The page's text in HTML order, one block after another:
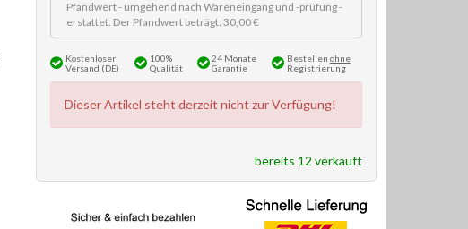
Pfandwert - umgehend nach Wareneingang und -prüfung -
erstattet. Der Pfandwert beträgt: 30,00 €
Kostenloser
Versand (DE)
100%
Qualität
24 Monate
Garantie
Bestellen ohne
Registrierung
Dieser Artikel steht derzeit nicht zur Verfügung!
bereits 12 verkauft